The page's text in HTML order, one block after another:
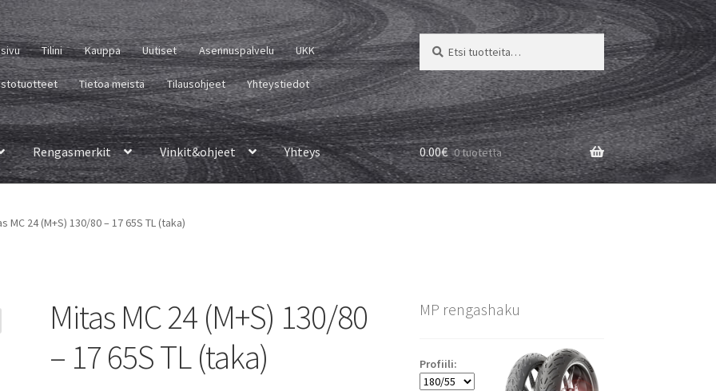
Tilini Kauppa Uutiset Asennuspalvelu UKK
Tietoa meistä Tilausohjeet Yhteystiedot
Etsi:
Haku
Rengasmerkit Vinkit&ohjeet Yhteys 0.00€ 0 tuotetta
MC 24 (M+S) 130/80 – 17 65S TL (taka)
Mitas MC 24 (M+S) 130/80
– 17 65S TL (taka)
MP rengashaku
Profiili: